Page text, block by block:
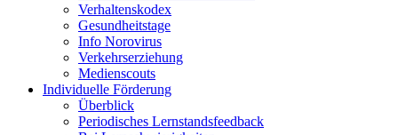
Verhaltenskodex
Gesundheitstage
Info Norovirus
Verkehrserziehung
Medienscouts
Individuelle Förderung
Überblick
Periodisches Lernstandsfeedback